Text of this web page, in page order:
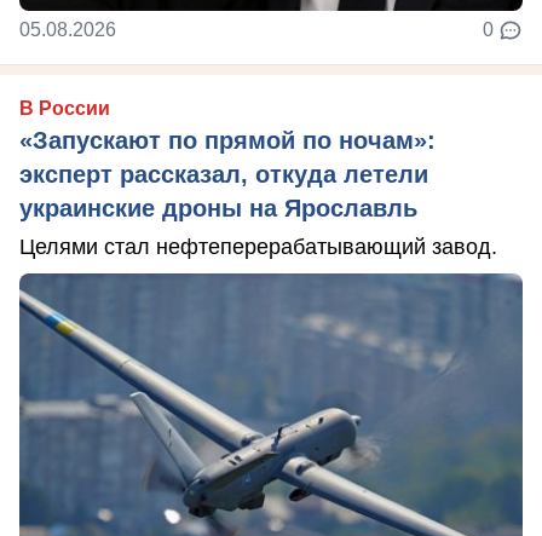
05.08.2026 0
В России
«Запускают по прямой по ночам»:
эксперт рассказал, откуда летели
украинские дроны на Ярославль
Целями стал нефтеперерабатывающий завод.